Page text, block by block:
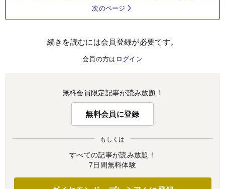
次のページ
続きを読むには会員登録が必要です。
会員の方は ログイン
無料会員限定記事が読み放題！
無料会員に登録
もしくは
すべての記事が読み放題！
7日間無料体験